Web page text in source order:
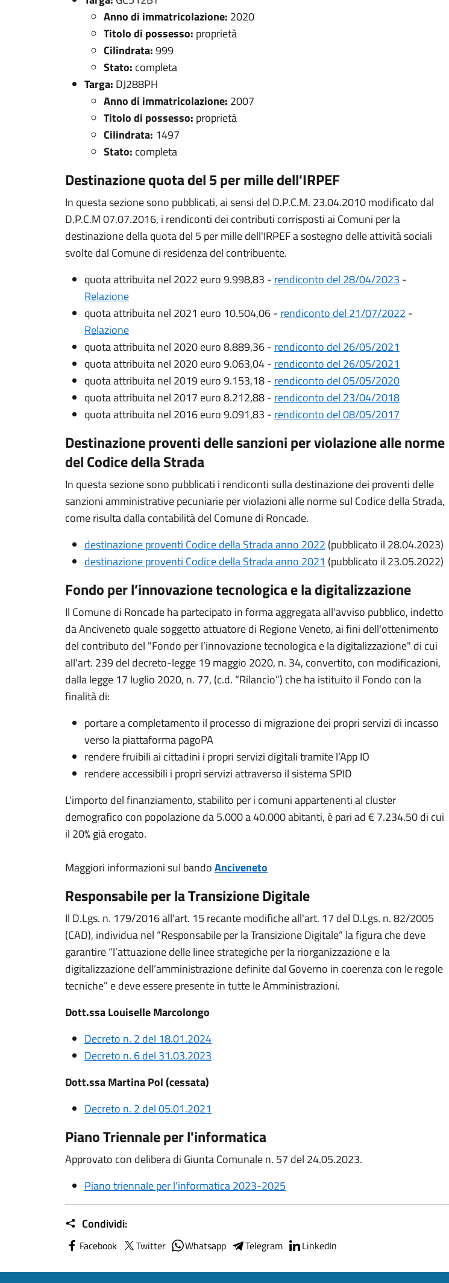
Anno di immatricolazione: 2020
Titolo di possesso: proprietà
Cilindrata:999
Stato: completa
Targa: DJ288PH
Anno di immatricolazione: 2007
Titolo di possesso: proprietà
Cilindrata: 1497
Stato: completa
Destinazione quota del 5 per mille dell'IRPEF
In questa sezione sono pubblicati, ai sensi del D.P.C.M. 23.04.2010 modificato dal
D.P.C.M 07.07.2016, i rendiconti dei contributi corrisposti ai Comuni per la
destinazione della quota del 5 per mille dell'IRPEF a sostegno delle attività sociali
svolte dal Comune di residenza del contribuente.
quota attribuita nel 2022 euro 9.998,83 - rendiconto del 28/04/2023 -
Relazione
quota attribuita nel 2021 euro 10.504,06 - rendiconto del 21/07/2022 -
Relazione
quota attribuita nel 2020 euro 8.889,36 - rendiconto del 26/05/2021
quota attribuita nel 2020 euro 9.063,04 - rendiconto del 26/05/2021
quota attribuita nel 2019 euro 9.153,18 - rendiconto del 05/05/2020
quota attribuita nel 2017 euro 8.212,88 - rendiconto del 23/04/2018
quota attribuita nel 2016 euro 9.091,83 - rendiconto del 08/05/2017
Destinazione proventi delle sanzioni per violazione alle norme
del Codice della Strada
In questa sezione sono pubblicati i rendiconti sulla destinazione dei proventi delle
sanzioni amministrative pecuniarie per violazioni alle norme sul Codice della Strada,
come risulta dalla contabilità del Comune di Roncade.
destinazione proventi Codice della Strada anno 2022 (pubblicato il 28.04.2023)
destinazione proventi Codice della Strada anno 2021 (pubblicato il 23.05.2022)
Fondo per l’innovazione tecnologica e la digitalizzazione
Il Comune di Roncade ha partecipato in forma aggregata all'avviso pubblico, indetto
da Anciveneto quale soggetto attuatore di Regione Veneto, ai fini dell'ottenimento
del contributo del "Fondo per l’innovazione tecnologica e la digitalizzazione" di cui
all'art. 239 del decreto-legge 19 maggio 2020, n. 34, convertito, con modificazioni,
dalla legge 17 luglio 2020, n. 77, (c.d. “Rilancio”) che ha istituito il Fondo con la
finalità di:
portare a completamento il processo di migrazione dei propri servizi di incasso
verso la piattaforma pagoPA
rendere fruibili ai cittadini i propri servizi digitali tramite l’App IO
rendere accessibili i propri servizi attraverso il sistema SPID
L'importo del finanziamento, stabilito per i comuni appartenenti al cluster
demografico con popolazione da 5.000 a 40.000 abitanti, è pari ad € 7.234.50 di cui
il 20% già erogato.
Maggiori informazioni sul bandoAnciveneto
Responsabile per la Transizione Digitale
Il D.Lgs. n. 179/2016 all'art. 15 recante modifiche all'art. 17 del D.Lgs. n. 82/2005
(CAD), individua nel “Responsabile per la Transizione Digitale” la figura che deve
garantire “l’attuazione delle linee strategiche per la riorganizzazione e la
digitalizzazione dell’amministrazione definite dal Governo in coerenza con le regole
tecniche” e deve essere presente in tutte le Amministrazioni.
Dott.ssa Louiselle Marcolongo
Decreto n. 2 del 18.01.2024
Decreto n. 6 del 31.03.2023
Dott.ssa Martina Pol (cessata)
Decreto n. 2 del 05.01.2021
Piano Triennale per l'informatica
Approvato con delibera di Giunta Comunale n. 57 del 24.05.2023.
Piano triennale per l'informatica 2023-2025
Condividi:
Facebook Twitter Whatsapp Telegram LinkedIn